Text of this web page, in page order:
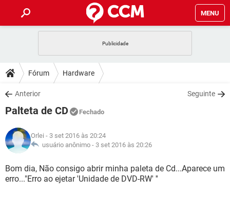
MENU
CELULAR
OUTLOOK
INSTAGRAM
GUIA DE COMPRAS
DICAS
JOGOS
INSTAGRAM
GUIA DE COMPRAS
DOWNLOADS
JOGOS
CELULAR
OUTLOOK EXCEL
INSTAGRAM GMAIL
GUIA DE COMPRAS
JOGOS
CELULAR
OUTLOOK EXCEL
GLOSSÁRIO
JOGOS WHATSAPP
CELULAR FACEBOOK
Fórum Hardware
Anterior Seguinte
Palteta de CD Fechado
Orlei - 3 set 2016 às 20:24
usuário anônimo - 3 set 2016 às 20:26
Bom dia, Não consigo abrir minha paleta de Cd...Aparece um
erro..."Erro ao ejetar 'Unidade de DVD-RW' ''